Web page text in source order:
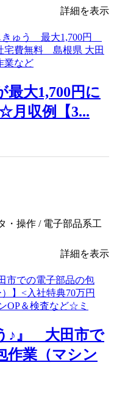
詳細を表示
最大1,700円に
月収例【3...
・操作 / 電子部品系工
詳細を表示
♪』 大田市で
作業（マシン